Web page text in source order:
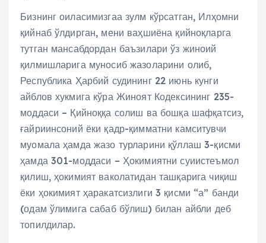
Бизнинг оиласимизгаа зулм кўрсатган, Илҳомни
қийнаб ўлдирган, мени ваҳшиёна қийноқларга
тутган мансабдордан баъзилари ўз жиноий
қилмишларига муносиб жазоларини олиб,
Республика Ҳарбий судининг 22 июнь кунги
айблов хукмига кўра Жиноят Кодексининг 235-
моддаси – Қийноққа солиш ва бошқа шафқатсиз,
ғайриинсоний ёки қадр-қимматни камситувчи
муомала ҳамда жазо турларини қўллаш 3-қисми
ҳамда 301-моддаси – Ҳокимиятни суиистеъмол
қилиш, ҳокимият ваколатидан ташқарига чиқиш
ёки ҳокимият ҳаракатсизлиги 3 қисми “а” банди
(одам ўлимига сабаб бўлиш) билан айбли деб
топилдилар.